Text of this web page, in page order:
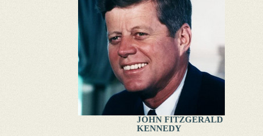
JOHN FITZGERALD
KENNEDY